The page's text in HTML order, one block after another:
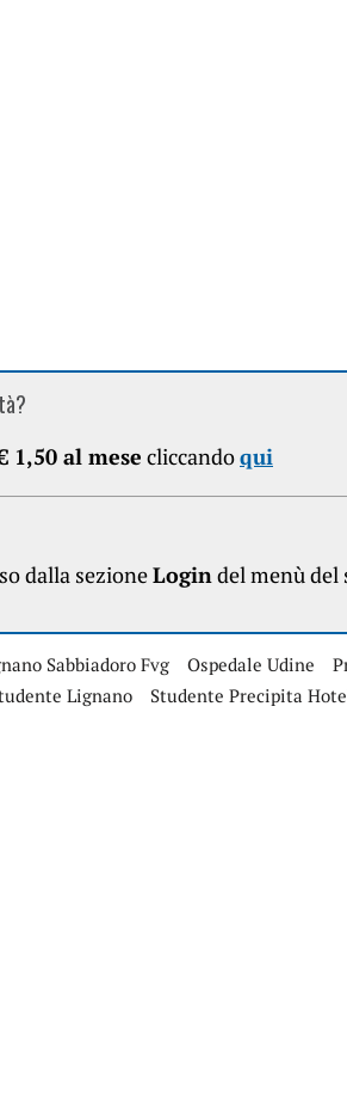
1,50 al mese cliccandoqui
dalla sezioneLogindel menù del
Sabbiadoro Fvg Ospedale Udine
Lignano Studente Precipita